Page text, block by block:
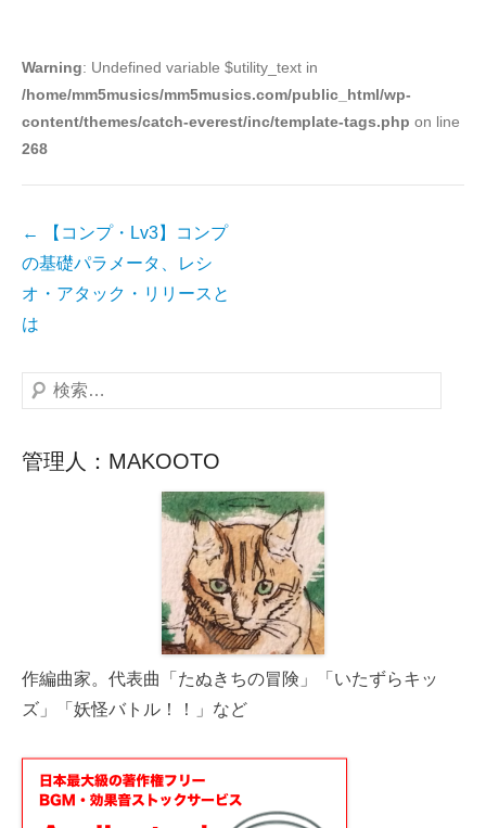
ー
ヤ
ー
Warning: Undefined variable $utility_text in
/home/mm5musics/mm5musics.com/public_html/wp-
content/themes/catch-everest/inc/template-tags.php on line
268
投
稿
ナ
ビ
ー
シ
ン
←
【コンプ・Lv3】コンプ
の基礎パラメータ、レシ
オ・アタック・リリースと
は
検
管理人：MAKOOTO
作編曲家。代表曲「たぬきちの冒険」「いたずらキッ
ズ」「妖怪バトル！！」など